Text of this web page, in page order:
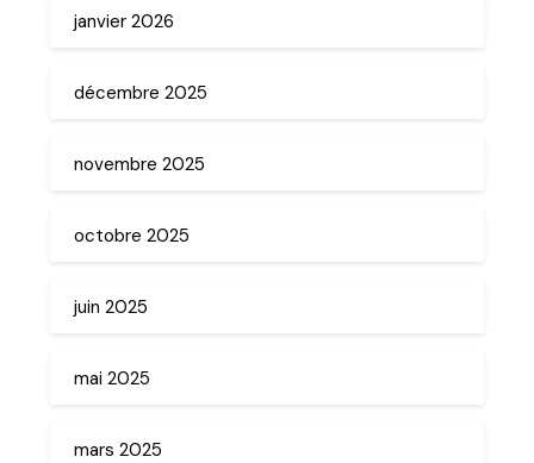
janvier 2026
décembre 2025
novembre 2025
octobre 2025
juin 2025
mai 2025
mars 2025